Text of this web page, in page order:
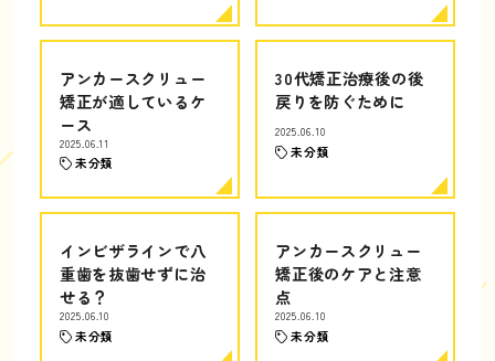
アンカースクリュー
矯正が適しているケ
ース
2025.06.11
未分類
30代矯正治療後の後
戻りを防ぐために
2025.06.10
未分類
インビザラインで八
重歯を抜歯せずに治
せる？
2025.06.10
未分類
アンカースクリュー
矯正後のケアと注意
点
2025.06.10
未分類